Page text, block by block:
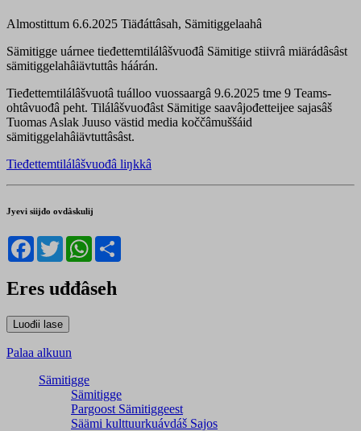
Almostittum 6.6.2025 Tiäđáttâsah, Sämitiggelaahâ
Sämitigge uárnee tieđettemtilálâšvuođâ Sämitige stiivrâ miärádâsâst
sämitiggelahâiävtuttâs háárán.
Tieđettemtilálâšvuotâ tuálloo vuossaargâ 9.6.2025 tme 9 Teams-
ohtâvuođâ peht. Tilálâšvuođâst Sämitige saavâjođetteijee sajasâš
Tuomas Aslak Juuso västid media koččâmuššáid
sämitiggelahâiävtuttâsâst.
Tieđettemtilálâšvuođâ liŋkkâ
Jyevi siijđo ovdâskulij
Facebook
TwitterWhatsApp
Eres uđđâseh
Palaa alkuun
Sämitigge
Sämitigge
Pargoost Sämitiggeest
Säämi kulttuurkuávdáš Sajos